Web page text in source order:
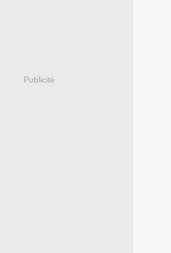
Publicité